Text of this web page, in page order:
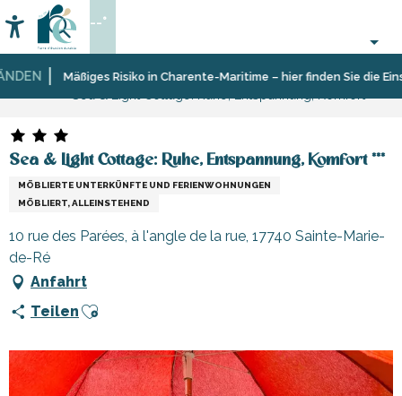
au
contenu
principalMäßiges Risiko in Charente-Maritime – hier finden Sie die
Accessibilité
Suche
--°
Startseite AufenthaltUnterkünfteFerienunterkünfte
Sea & Light Cottage: Ruhe, Entspannung, Komfort ***
MÖBLIERTE UNTERKÜNFTE UND FERIENWOHNUNGEN
MÖBLIERT, ALLEINSTEHEND
10 rue des Parées, à l'angle de la rue, 17740 Sainte-Marie-
de-Ré
Anfahrt
Teilen Ajouter aux favoris